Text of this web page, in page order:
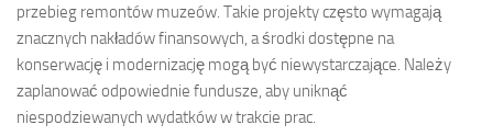
przebieg remontów muzeów. Takie projekty często wymagają
znacznych nakładów finansowych, a środki dostępne na
konserwację i modernizację mogą być niewystarczające. Należy
zaplanować odpowiednie fundusze, aby uniknąć
niespodziewanych wydatków w trakcie prac.